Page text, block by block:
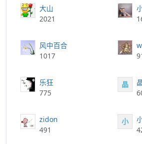
大山
2021
风中百合
1017
乐狂
775
晶
zidon
491
小